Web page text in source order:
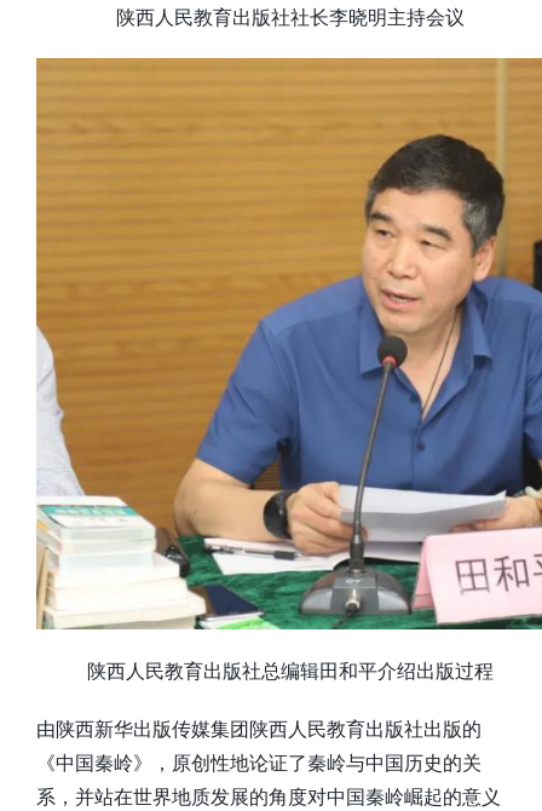
陕西人民教育出版社社长李晓明主持会议
陕西人民教育出版社总编辑田和平介绍出版过程
由陕西新华出版传媒集团陕西人民教育出版社出版的
《中国秦岭》，原创性地论证了秦岭与中国历史的关
系，并站在世界地质发展的角度对中国秦岭崛起的意义